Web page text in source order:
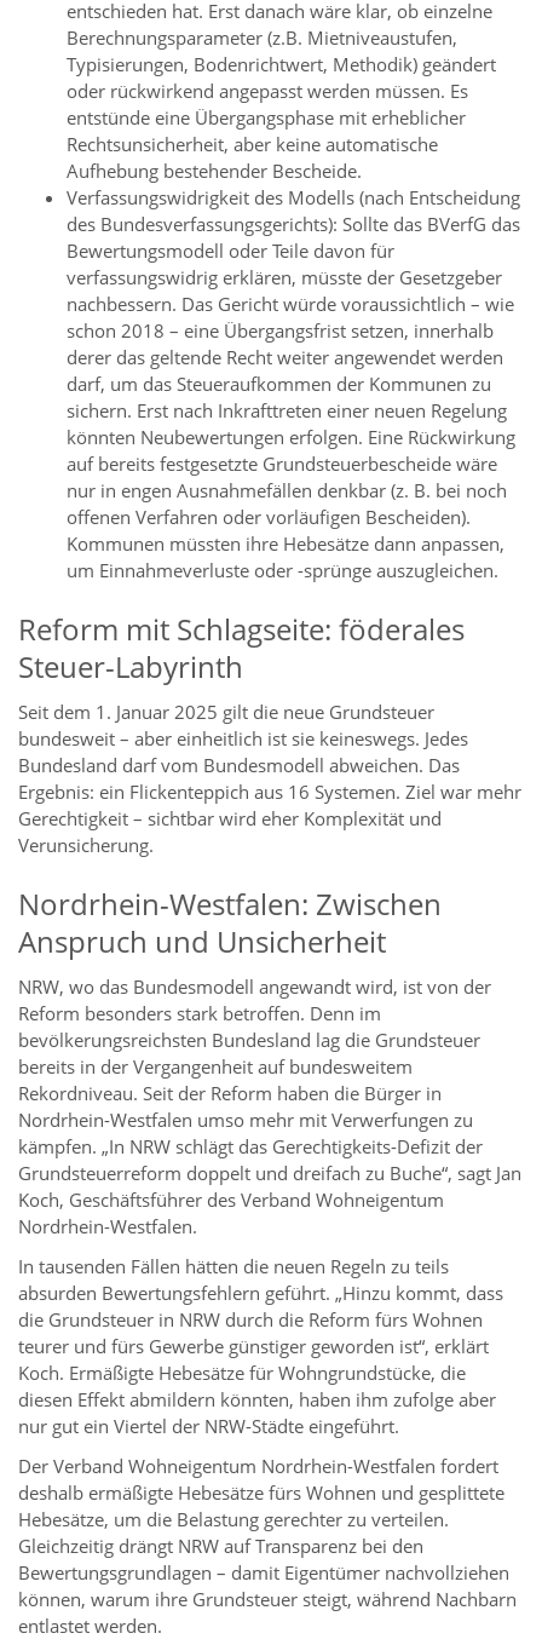
entschieden hat. Erst danach wäre klar, ob einzelne
Berechnungsparameter (z.B. Mietniveaustufen,
Typisierungen, Bodenrichtwert, Methodik) geändert
oder rückwirkend angepasst werden müssen. Es
entstünde eine Übergangsphase mit erheblicher
Rechtsunsicherheit, aber keine automatische
Aufhebung bestehender Bescheide.
Verfassungswidrigkeit des Modells (nach Entscheidung
des Bundesverfassungsgerichts): Sollte das BVerfG das
Bewertungsmodell oder Teile davon für
verfassungswidrig erklären, müsste der Gesetzgeber
nachbessern. Das Gericht würde voraussichtlich – wie
schon 2018 – eine Übergangsfrist setzen, innerhalb
derer das geltende Recht weiter angewendet werden
darf, um das Steueraufkommen der Kommunen zu
sichern. Erst nach Inkrafttreten einer neuen Regelung
könnten Neubewertungen erfolgen. Eine Rückwirkung
auf bereits festgesetzte Grundsteuerbescheide wäre
nur in engen Ausnahmefällen denkbar (z. B. bei noch
offenen Verfahren oder vorläufigen Bescheiden).
Kommunen müssten ihre Hebesätze dann anpassen,
um Einnahmeverluste oder -sprünge auszugleichen.
Reform mit Schlagseite: föderales
Steuer-Labyrinth
Seit dem 1. Januar 2025 gilt die neue Grundsteuer
bundesweit – aber einheitlich ist sie keineswegs. Jedes
Bundesland darf vom Bundesmodell abweichen. Das
Ergebnis: ein Flickenteppich aus 16 Systemen. Ziel war mehr
Gerechtigkeit – sichtbar wird eher Komplexität und
Verunsicherung.
Nordrhein-Westfalen: Zwischen
Anspruch und Unsicherheit
NRW, wo das Bundesmodell angewandt wird, ist von der
Reform besonders stark betroffen. Denn im
bevölkerungsreichsten Bundesland lag die Grundsteuer
bereits in der Vergangenheit auf bundesweitem
Rekordniveau. Seit der Reform haben die Bürger in
Nordrhein-Westfalen umso mehr mit Verwerfungen zu
kämpfen. „In NRW schlägt das Gerechtigkeits-Defizit der
Grundsteuerreform doppelt und dreifach zu Buche“, sagt Jan
Koch, Geschäftsführer des Verband Wohneigentum
Nordrhein-Westfalen.
In tausenden Fällen hätten die neuen Regeln zu teils
absurden Bewertungsfehlern geführt. „Hinzu kommt, dass
die Grundsteuer in NRW durch die Reform fürs Wohnen
teurer und fürs Gewerbe günstiger geworden ist“, erklärt
Koch. Ermäßigte Hebesätze für Wohngrundstücke, die
diesen Effekt abmildern könnten, haben ihm zufolge aber
nur gut ein Viertel der NRW-Städte eingeführt.
Der Verband Wohneigentum Nordrhein-Westfalen fordert
deshalb ermäßigte Hebesätze fürs Wohnen und gesplittete
Hebesätze, um die Belastung gerechter zu verteilen.
Gleichzeitig drängt NRW auf Transparenz bei den
Bewertungsgrundlagen – damit Eigentümer nachvollziehen
können, warum ihre Grundsteuer steigt, während Nachbarn
entlastet werden.